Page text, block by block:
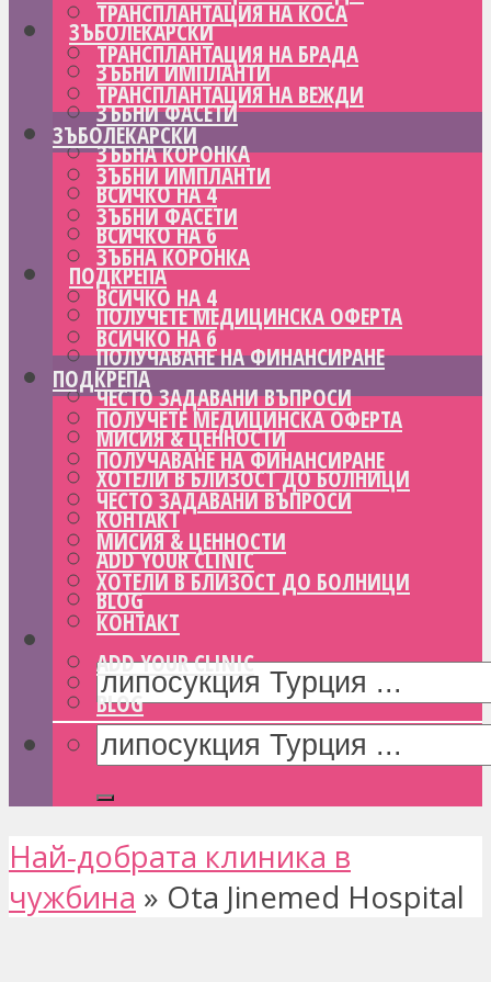
ЗЪБОЛЕКАРСКИ
ЗЪБНИ ИМПЛАНТИ
ЗЪБНИ ФАСЕТИ
ЗЪБНА КОРОНКА
ВСИЧКО НА 4
ВСИЧКО НА 6
ПОДКРЕПА
ПОЛУЧЕТЕ МЕДИЦИНСКА ОФЕРТА
ПОЛУЧАВАНЕ НА ФИНАНСИРАНЕ
ЧЕСТО ЗАДАВАНИ ВЪПРОСИ
МИСИЯ & ЦЕННОСТИ
ХОТЕЛИ В БЛИЗОСТ ДО БОЛНИЦИ
КОНТАКТ
ADD YOUR CLINIC
BLOG
ТРАНСПЛАНТАЦИЯ НА КОСА
ТРАНСПЛАНТАЦИЯ НА БРАДА
ТРАНСПЛАНТАЦИЯ НА ВЕЖДИ
ЗЪБОЛЕКАРСКИ
ЗЪБНИ ИМПЛАНТИ
ЗЪБНИ ФАСЕТИ
ЗЪБНА КОРОНКА
ВСИЧКО НА 4
ВСИЧКО НА 6
ПОДКРЕПА
ПОЛУЧЕТЕ МЕДИЦИНСКА ОФЕРТА
ПОЛУЧАВАНЕ НА ФИНАНСИРАНЕ
ЧЕСТО ЗАДАВАНИ ВЪПРОСИ
МИСИЯ & ЦЕННОСТИ
ХОТЕЛИ В БЛИЗОСТ ДО БОЛНИЦИ
КОНТАКТ
ADD YOUR CLINIC
BLOG
Най-добрата клиника в
чужбина » Ota Jinemed Hospital